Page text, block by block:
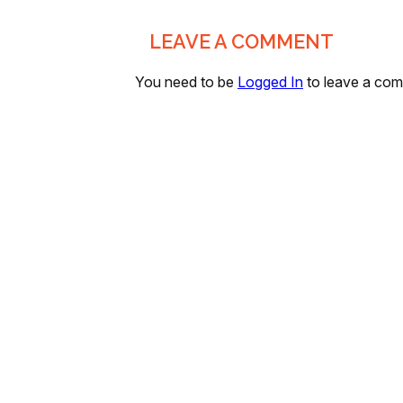
LEAVE A COMMENT
You need to be Logged In to leave a